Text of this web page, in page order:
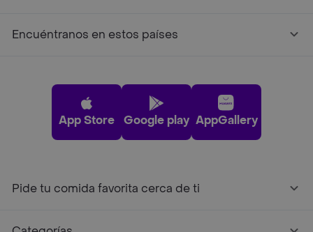
Encuéntranos en estos países
App Store Google play AppGallery
Pide tu comida favorita cerca de ti